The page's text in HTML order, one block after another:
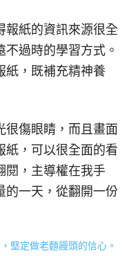
報紙的資訊來源很全
過時的學習方式。
紙，既補充精神養
很傷眼睛，而且畫面
紙，可以很全面的看
閱，主導權在我手
的一天，從翻開一份